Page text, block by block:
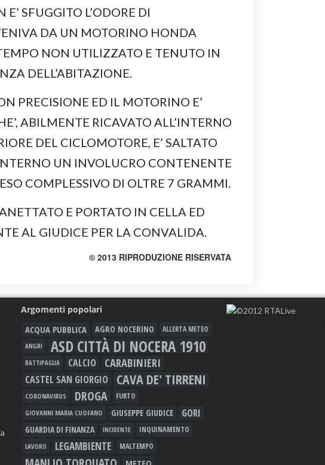
SFUGGITO L’ODORE DI
DA UN MOTORINO HONDA
NON UTILIZZATO E TENUTO IN
DELL’ABITAZIONE.
PRECISIONE ED IL MOTORINO E’
ABILMENTE RICAVATO ALL’INTERNO
DEL CICLOMOTORE, E’ SALTATO
UN INVOLUCRO CONTENENTE
COMPLESSIVO DI OLTRE 7 GRAMMI.
E PORTATO IN CELLA ED
AL GIUDICE PER LA CONVALIDA.
© 2013 RIPRODUZIONE RISERVATA
Argomenti popolari
ACQUA PUBBLICA AGRO NOCERINO
ALLERTA METEO
ANGRI
ASD CITTÀ DI NOCERA 1910
BATTIPAGLIA CALCIO CARABINIERI
CASTEL SAN GIORGIO CAVA DE' TIRRENI
CORONAVIRUS DROGA FURTO
GIOVANNI MARIA CUOFANO GIUSEPPE GIUDICE GORI
GUARDIA DI FINANZA INCIDENTE INQUINAMENTO
LAVORO LEGAMBIENTE MALTEMPO